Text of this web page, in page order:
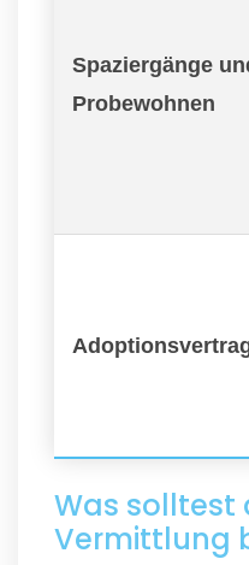
Spaziergänge
Probewohnen
Was solltest
Vermittlung